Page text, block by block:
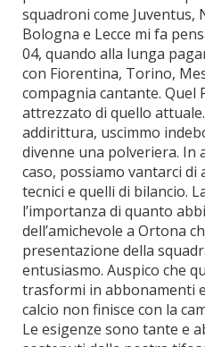
squadroni come Juventus,
Bologna e Lecce mi fa
04, quando alla lunga
con Fiorentina, Torino,
compagnia cantante. Quel
attrezzato di quello
addirittura, uscimmo
divenne una polveriera. In
caso, possiamo vantarci
tecnici e quelli di bilancio.
l’importanza di quanto
dell’amichevole a Ortona
presentazione della
entusiasmo. Auspico che
trasformi in abbonamenti
calcio non finisce con la
Le esigenze sono tante e